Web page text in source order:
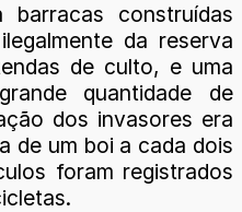
construídas
da reserva
de culto, e uma
quantidade de
dos invasores era
de um boi a cada dois
foram registrados